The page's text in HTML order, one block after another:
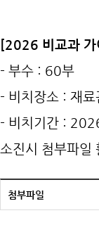
[2026 비교과 가
- 부수 : 60부
- 비치장소 : 재
- 비치기간 :
소진시 첨부파일
첨부파일